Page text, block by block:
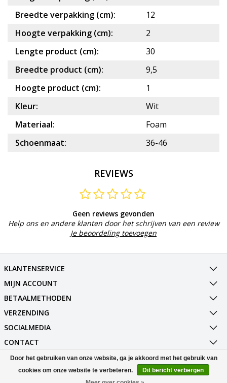
Breedte verpakking (cm):
12
Hoogte verpakking (cm):
2
Lengte product (cm):
30
Breedte product (cm):
9,5
Hoogte product (cm):
1
Kleur:
Wit
Materiaal:
Foam
Schoenmaat:
36-46
REVIEWS
Geen reviews gevonden
Help ons en andere klanten door het schrijven van een review
Je beoordeling toevoegen
KLANTENSERVICE
MIJN ACCOUNT
BETAALMETHODEN
VERZENDING
SOCIALMEDIA
CONTACT
© Copyright 2026 Best Deals Online BV Powered byLightspeed
All rights reserved byInStijl Media
Door het gebruiken van onze website, ga je akkoord met het gebruik van
cookies om onze website te verbeteren.
Dit bericht verbergen